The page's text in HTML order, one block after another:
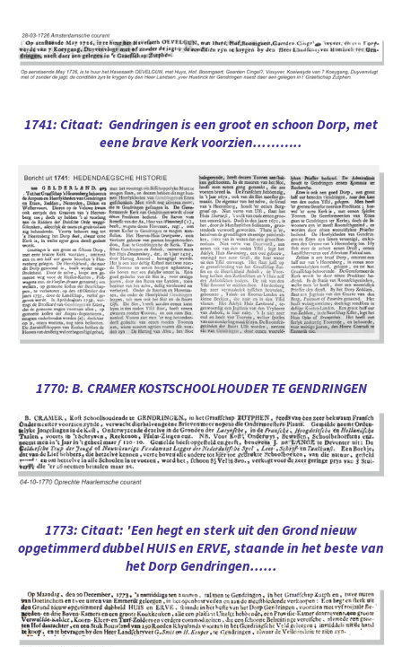
1741: Citaat: Gendringen is een groot en schoon Dorp, met
eene brave Kerk voorzien...……..
1770: B. CRAMER KOSTSCHOOLHOUDER TE GENDRINGEN
1773: Citaat: 'Een hegt en sterk uit den Grond nieuw
opgetimmerd dubbel HUIS en ERVE, staande in het beste van
het Dorp Gendringen......